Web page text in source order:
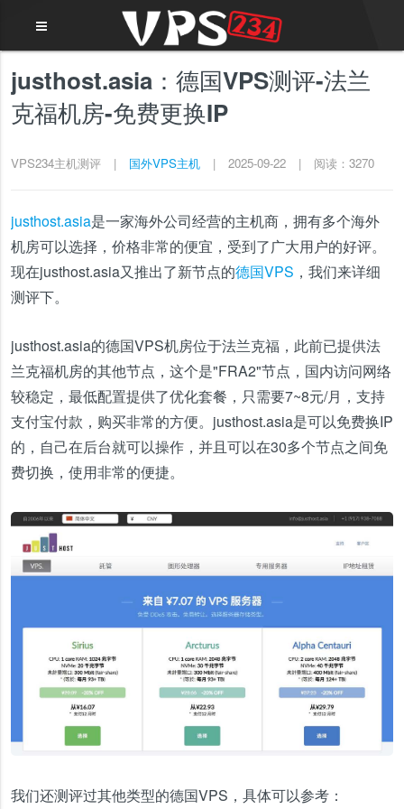
justhost.asia：德国VPS测评-法兰
克福机房-免费更换IP
VPS234主机测评 | 国外VPS主机 | 2025-09-22 | 阅读：3270
justhost.asia是一家海外公司经营的主机商，拥有多个海外
机房可以选择，价格非常的便宜，受到了广大用户的好评。
现在justhost.asia又推出了新节点的德国VPS ，我们来详细
测评下。
justhost.asia的德国VPS机房位于法兰克福，此前已提供法
兰克福机房的其他节点，这个是"FRA2"节点，国内访问网络
较稳定，最低配置提供了优化套餐，只需要7~8元/月，支持
支付宝付款，购买非常的方便。justhost.asia是可以免费换IP
的，自己在后台就可以操作，并且可以在30多个节点之间免
费切换，使用非常的便捷。
我们还测评过其他类型的德国VPS，具体可以参考：